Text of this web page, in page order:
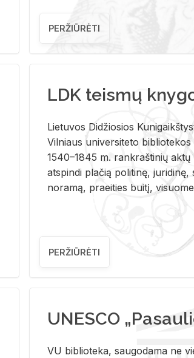
PERŽIŪRĖTI
LDK teismų
Lie­tu­vos Di­džio­sios
Vil­niaus uni­ver­si­te­to
1540–1845 m. rank­raš­ti­nių
at­spin­di pla­čią po­li­ti­nę,
no­ra­mą, pra­ei­ties bui­tį,
PERŽIŪRĖTI
UNESCO
VU biblioteka, saugodama ne